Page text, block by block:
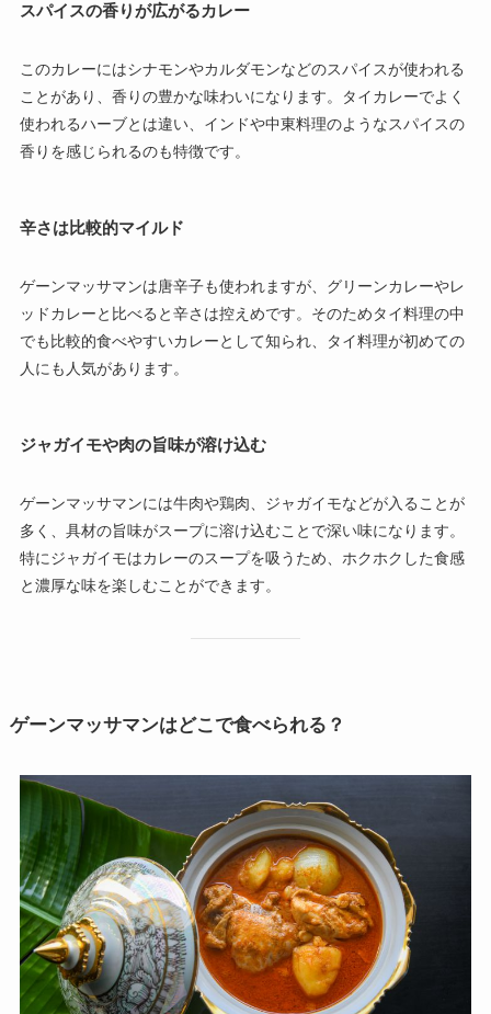
スパイスの香りが広がるカレー
このカレーにはシナモンやカルダモンなどのスパイスが使われる
ことがあり、香りの豊かな味わいになります。タイカレーでよく
使われるハーブとは違い、インドや中東料理のようなスパイスの
香りを感じられるのも特徴です。
辛さは比較的マイルド
ゲーンマッサマンは唐辛子も使われますが、グリーンカレーやレ
ッドカレーと比べると辛さは控えめです。そのためタイ料理の中
でも比較的食べやすいカレーとして知られ、タイ料理が初めての
人にも人気があります。
ジャガイモや肉の旨味が溶け込む
ゲーンマッサマンには牛肉や鶏肉、ジャガイモなどが入ることが
多く、具材の旨味がスープに溶け込むことで深い味になります。
特にジャガイモはカレーのスープを吸うため、ホクホクした食感
と濃厚な味を楽しむことができます。
ゲーンマッサマンはどこで食べられる？